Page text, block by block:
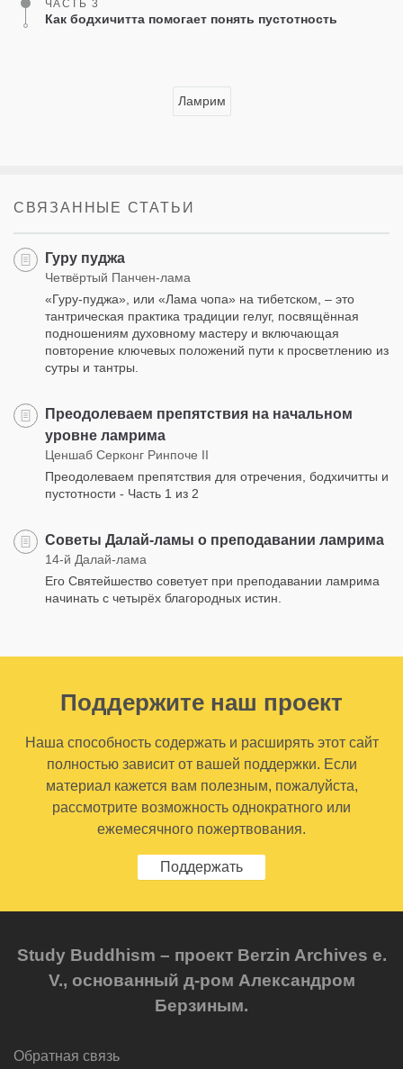
ЧАСТЬ 3
Как бодхичитта помогает понять пустотность
Ламрим
СВЯЗАННЫЕ СТАТЬИ
Гуру пуджа
Четвёртый Панчен-лама
«Гуру-пуджа», или «Лама чопа» на тибетском, – это
тантрическая практика традиции гелуг, посвящённая
подношениям духовному мастеру и включающая
повторение ключевых положений пути к просветлению из
сутры и тантры.
Преодолеваем препятствия на начальном
уровне ламрима
Ценшаб Серконг Ринпоче II
Преодолеваем препятствия для отречения, бодхичитты и
пустотности - Часть 1 из 2
Советы Далай-ламы о преподавании ламрима
14-й Далай-лама
Его Святейшество советует при преподавании ламрима
начинать с четырёх благородных истин.
Поддержите наш проект
Наша способность содержать и расширять этот сайт
полностью зависит от вашей поддержки. Если
материал кажется вам полезным, пожалуйста,
рассмотрите возможность однократного или
ежемесячного пожертвования.
Поддержать
Study Buddhism – проект Berzin Archives e.
V., основанный д-ром Александром
Берзиным.
Обратная связь